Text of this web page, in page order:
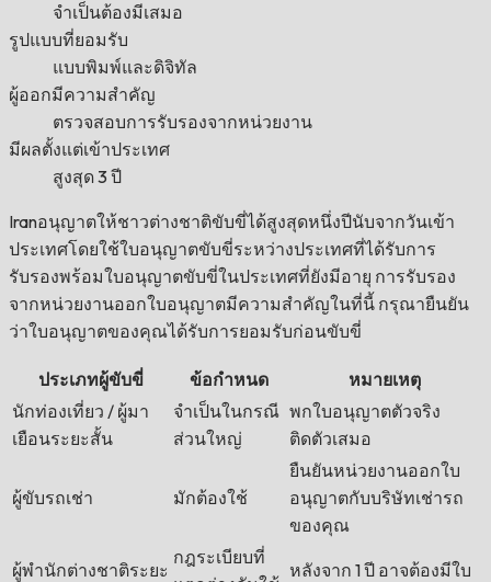
จำเป็นต้องมีเสมอ
รูปแบบที่ยอมรับ
แบบพิมพ์และดิจิทัล
ผู้ออกมีความสำคัญ
ตรวจสอบการรับรองจากหน่วยงาน
มีผลตั้งแต่เข้าประเทศ
สูงสุด 3 ปี
Iranอนุญาตให้ชาวต่างชาติขับขี่ได้สูงสุดหนึ่งปีนับจากวันเข้า
ประเทศโดยใช้ใบอนุญาตขับขี่ระหว่างประเทศที่ได้รับการ
รับรองพร้อมใบอนุญาตขับขี่ในประเทศที่ยังมีอายุ การรับรอง
จากหน่วยงานออกใบอนุญาตมีความสำคัญในที่นี้ กรุณายืนยัน
ว่าใบอนุญาตของคุณได้รับการยอมรับก่อนขับขี่
ประเภทผู้ขับขี่ ข้อกำหนด
หมายเหตุ
นักท่องเที่ยว / ผู้มา
เยือนระยะสั้น
จำเป็นในกรณี
ส่วนใหญ่
พกใบอนุญาตตัวจริง
ติดตัวเสมอ
ผู้ขับรถเช่า มักต้องใช้
ยืนยันหน่วยงานออกใบ
อนุญาตกับบริษัทเช่ารถ
ของคุณ
ผู้พำนักต่างชาติระยะ
กฎระเบียบที่
หลังจาก 1 ปี อาจต้องมีใบ